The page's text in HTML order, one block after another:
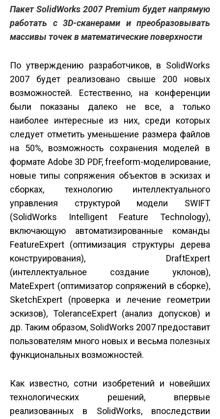
Пакет SolidWorks 2007 Premium будет напрямую
работать с 3D-сканерами и преобразовывать
массивы точек в математические поверхности
По утверждению разработчиков, в SolidWorks
2007 будет реализовано свыше 200 новых
возможностей. Естественно, на конференции
были показаны далеко не все, а только
наиболее интересные из них, среди которых
следует отметить уменьшение размера файлов
на 50%, возможность сохранения моделей в
формате Adobe 3D PDF, freeform-моделирование,
новые типы сопряжения объектов в эскизах и
сборках, технологию интеллектуального
управления структурой модели SWIFT
(SolidWorks Intelligent Feature Technology),
включающую автоматизированные команды
FeatureExpert (оптимизация структуры дерева
конструирования), DraftExpert
(интеллектуальное создание уклонов),
MateExpert (оптимизатор сопряжений в сборке),
SketchExpert (проверка и лечение геометрии
эскизов), ToleranceExpert (анализ допусков) и
др. Таким образом, SolidWorks 2007 предоставит
пользователям много новых и весьма полезных
функциональных возможностей.
Как известно, сотни изобретений и новейших
технологических решений, впервые
реализованных в SolidWorks, впоследствии